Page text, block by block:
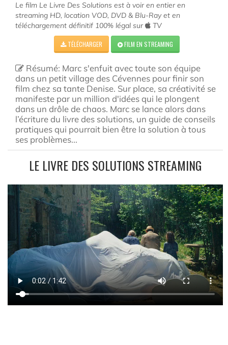
Le film Le Livre Des Solutions est à voir en entier en
streaming HD, location VOD, DVD & Blu-Ray et en
téléchargement définitif 100% légal sur
TV
TÉLÉCHARGER FILM EN STREAMING
Résumé: Marc s'enfuit avec toute son équipe
dans un petit village des Cévennes pour finir son
film chez sa tante Denise. Sur place, sa créativité se
manifeste par un million d'idées qui le plongent
dans un drôle de chaos. Marc se lance alors dans
l’écriture du livre des solutions, un guide de conseils
pratiques qui pourrait bien être la solution à tous
ses problèmes...
LE LIVRE DES SOLUTIONS STREAMING